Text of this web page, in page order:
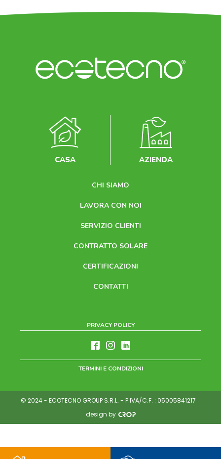
CHI SIAMO
LAVORA CON NOI
SERVIZIO CLIENTI
CONTRATTO SOLARE
CERTIFICAZIONI
CONTATTI
CASA AZIENDA
PRIVACY POLICY
TERMINI E CONDIZIONI
© 2024 - ECOTECNO GROUP S.R.L. - P.IVA/C.F. : 05005841217
design by